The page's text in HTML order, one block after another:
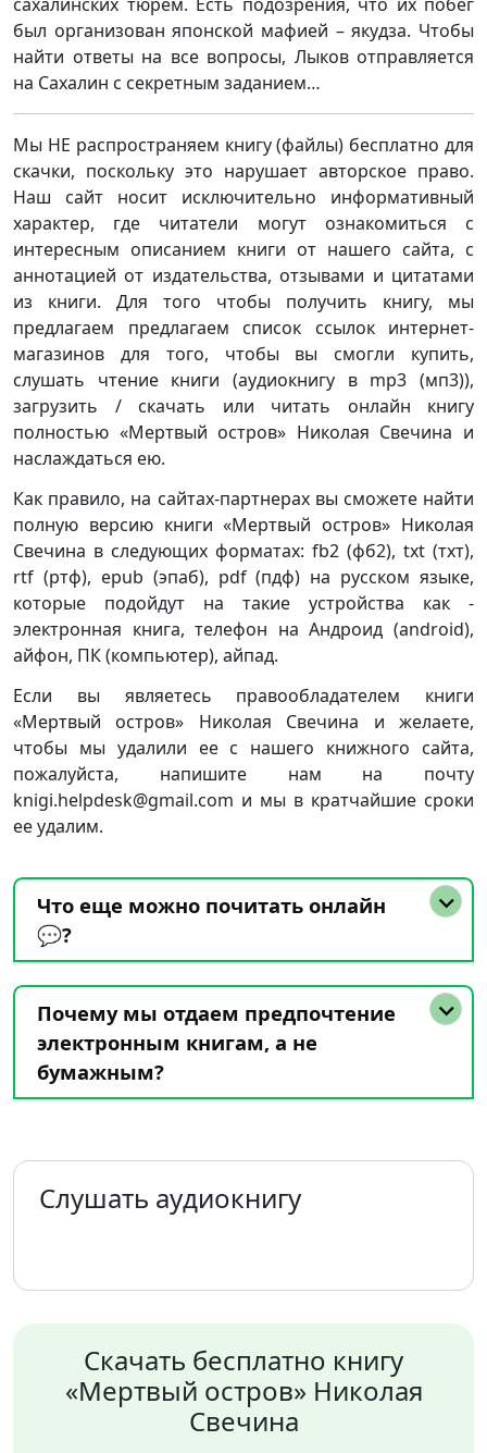
был организован японской мафией – якудза. Чтобы
найти ответы на все вопросы, Лыков отправляется
на Сахалин с секретным заданием…
Мы НЕ распространяем книгу (файлы) бесплатно для
скачки, поскольку это нарушает авторское право.
Наш сайт носит исключительно информативный
характер, где читатели могут ознакомиться с
интересным описанием книги от нашего сайта, с
аннотацией от издательства, отзывами и цитатами
из книги. Для того чтобы получить книгу, мы
предлагаем предлагаем список ссылок интернет-
магазинов для того, чтобы вы смогли купить,
слушать чтение книги (аудиокнигу в mp3 (мп3)),
загрузить / скачать или читать онлайн книгу
полностью «Мертвый остров» Николая Свечина и
наслаждаться ею.
Как правило, на сайтах-партнерах вы сможете найти
полную версию книги «Мертвый остров» Николая
Свечина в следующих форматах: fb2 (фб2), txt (тхт),
rtf (ртф), epub (эпаб), pdf (пдф) на русском языке,
которые подойдут на такие устройства как -
электронная книга, телефон на Андроид (android),
айфон, ПК (компьютер), айпад.
Если вы являетесь правообладателем книги
«Мертвый остров» Николая Свечина и желаете,
чтобы мы удалили ее с нашего книжного сайта,
пожалуйста, напишите нам на почту
knigi.helpdesk@gmail.com и мы в кратчайшие сроки
ее удалим.
Что еще можно почитать онлайн
💬?
Почему мы отдаем предпочтение
электронным книгам, а не
бумажным?
Слушать аудиокнигу
Скачать бесплатно книгу
«Мертвый остров» Николая
Свечина